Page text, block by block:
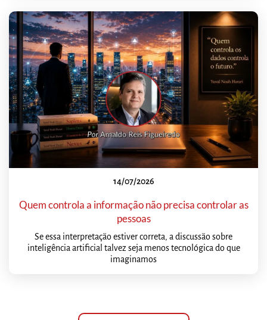
14/07/2026
Quem controla a informação não precisa controlar as
pessoas
Se essa interpretação estiver correta, a discussão sobre
inteligência artificial talvez seja menos tecnológica do que
imaginamos